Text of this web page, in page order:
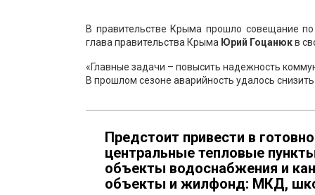
В правительстве Крыма прошло совещание по
глава правительства Крыма Юрий Гоцанюкв
«Главные задачи – повысить надежность
В прошлом сезоне аварийность удалось
Предстоит привести в
центральные тепловые
объекты водоснабжения и
объекты и жилфонд: МКД,